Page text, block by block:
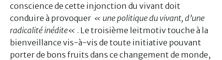
conscience de cette injonction du vivant doit
conduire à provoquer « une politique du vivant, d’une
radicalité inédite« . Le troisième leitmotiv touche à la
bienveillance vis-à-vis de toute initiative pouvant
porter de bons fruits dans ce changement de monde,